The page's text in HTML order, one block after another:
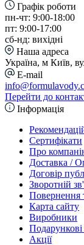
Графік роботи
пн-чт: 9:00-18:00
пт: 9:00-17:00
сб-нд: вихідні
Наша адреса
Україна, м Київ,
E-mail
Перейти до
Інформація
Сертифікати
Про
Доставка /
Договір
Зворотній
Повернення
Карта сайту
Виробники
Подарункові
Акції